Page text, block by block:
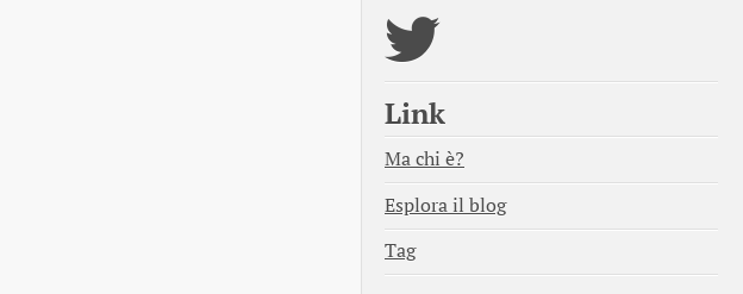
Link
Ma chi è?
Esplora il blog
Tag